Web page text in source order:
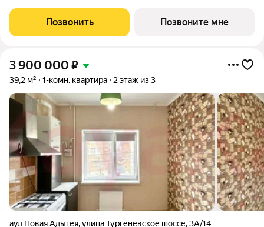
мест и детский сад на 280 мест. В комплексе представлены
квартиры от студий до трёхкомнатных с
Позвонить Позвоните мне
3 900 000 ₽
39,2 м² 1-комн. квартира 2 этаж из 3
аул Новая Адыгея,улица Тургеневское шоссе,3А/14